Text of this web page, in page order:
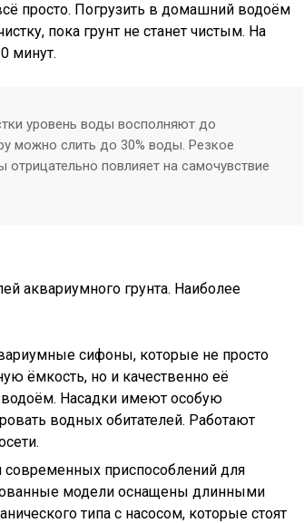
просто. Погрузить в домашний водоём
пока грунт не станет чистым. На
минут.
уровень воды восполняют до
можно слить до 30% воды. Резкое
повлияет на самочувствие
аквариумного грунта. Наиболее
сифоны, которые не просто
ёмкость, но и качественно её
Насадки имеют особую
водных обитателей. Работают
приспособлений для
модели оснащены длинными
типа с насосом, которые стоят